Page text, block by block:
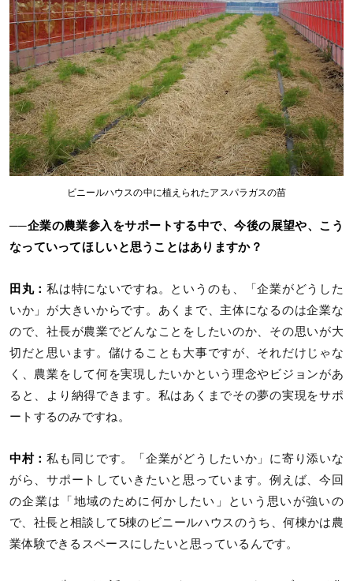
ビニールハウスの中に植えられたアスパラガスの苗
──企業の農業参入をサポートする中で、今後の展望や、こう
なっていってほしいと思うことはありますか？
田丸：私は特にないですね。というのも、「企業がどうした
いか」が大きいからです。あくまで、主体になるのは企業な
ので、社長が農業でどんなことをしたいのか、その思いが大
切だと思います。儲けることも大事ですが、それだけじゃな
く、農業をして何を実現したいかという理念やビジョンがあ
ると、より納得できます。私はあくまでその夢の実現をサポ
ートするのみですね。
中村：私も同じです。「企業がどうしたいか」に寄り添いな
がら、サポートしていきたいと思っています。例えば、今回
の企業は「地域のために何かしたい」という思いが強いの
で、社長と相談して5棟のビニールハウスのうち、何棟かは農
業体験できるスペースにしたいと思っているんです。